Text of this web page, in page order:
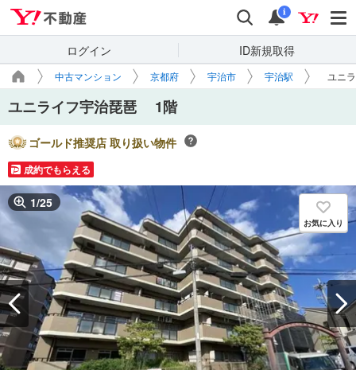
検索 通知
i
ログイン ID新規取得
中古マンション 京都府 宇治市 宇治駅 ユニ
ユニライフ宇治琵琶 1階
ゴールド推奨店 取り扱い物件
成約でもらえる
1/25
お気に入り